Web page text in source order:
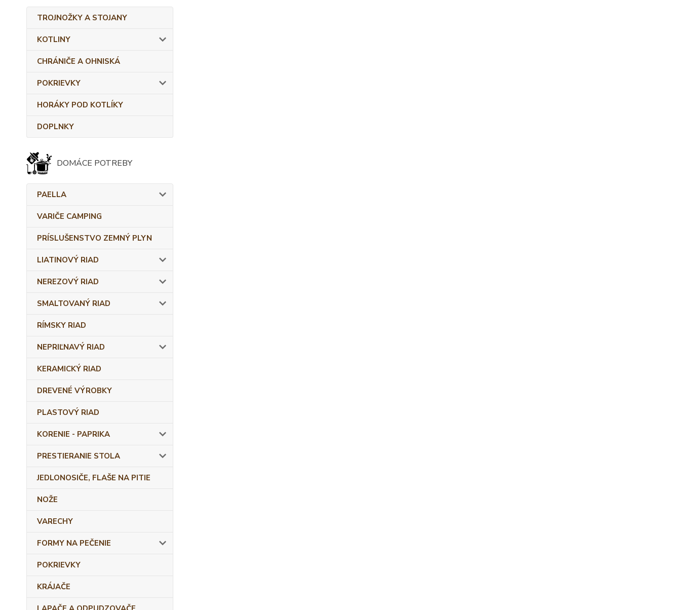
TROJNOŽKY A STOJANY
KOTLINY
CHRÁNIČE A OHNISKÁ
POKRIEVKY
HORÁKY POD KOTLÍKY
DOPLNKY
DOMÁCE POTREBY
PAELLA
VARIČE CAMPING
PRÍSLUŠENSTVO ZEMNÝ PLYN
LIATINOVÝ RIAD
NEREZOVÝ RIAD
SMALTOVANÝ RIAD
RÍMSKY RIAD
NEPRIĽNAVÝ RIAD
KERAMICKÝ RIAD
DREVENÉ VÝROBKY
PLASTOVÝ RIAD
KORENIE - PAPRIKA
PRESTIERANIE STOLA
JEDLONOSIČE, FLAŠE NA PITIE
NOŽE
VARECHY
FORMY NA PEČENIE
POKRIEVKY
KRÁJAČE